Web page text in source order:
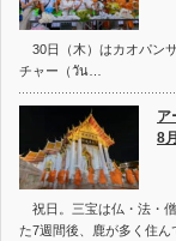
30日（木）はカオパン
チャー（วัน…
ア
8
祝日。三宝は仏・法・
た7週間後、鹿が多く住ん